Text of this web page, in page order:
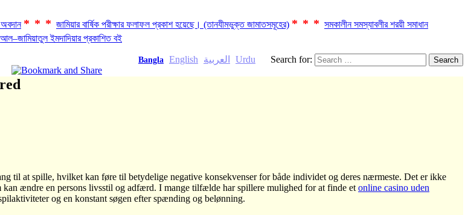
*** জামিয়ার বার্ষিক পরীক্ষার ফলাফল প্রকাশ হয়েছে। (তানযীমভুক্ত জামাতসমূহের) *** সমকালীন সমস্যাবলীর শরয়ী সমাধান
আল–জামিয়াতুল ইমদাদিয়ার প্রকাশিত বই
Search for:
Bangla English العربية Urdu
til at spille, hvilket kan føre til betydelige negative konsekvenser for både individet og deres nærmeste. Det er ikke
ændre en persons livsstil og adfærd. I mange tilfælde har spillere mulighed for at finde et online casino uden
og en konstant søgen efter spænding og belønning.